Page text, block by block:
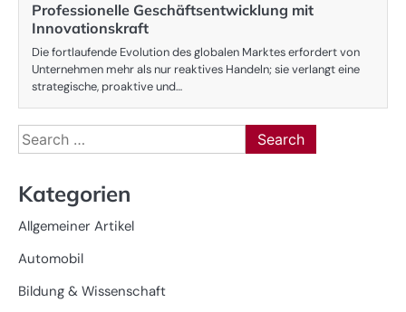
Professionelle Geschäftsentwicklung mit
Innovationskraft
Die fortlaufende Evolution des globalen Marktes erfordert von
Unternehmen mehr als nur reaktives Handeln; sie verlangt eine
strategische, proaktive und…
Search
for:
Kategorien
Allgemeiner Artikel
Automobil
Bildung & Wissenschaft